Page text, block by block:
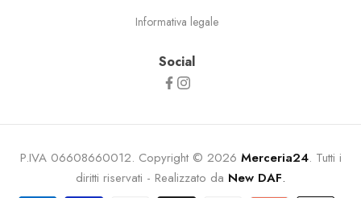
Informativa legale
Social
P.IVA 06608660012. Copyright © 2026 Merceria24. Tutti i
diritti riservati - Realizzato da New DAF.